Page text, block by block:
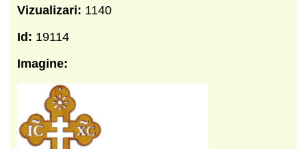
Vizualizari: 1140
Id: 19114
Imagine: